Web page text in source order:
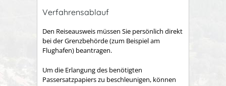
Verfahrensablauf
Den Reiseausweis müssen Sie persönlich direkt
bei der Grenzbehörde (zum Beispiel am
Flughafen) beantragen.
Um die Erlangung des benötigten
Passersatzpapiers zu beschleunigen, können